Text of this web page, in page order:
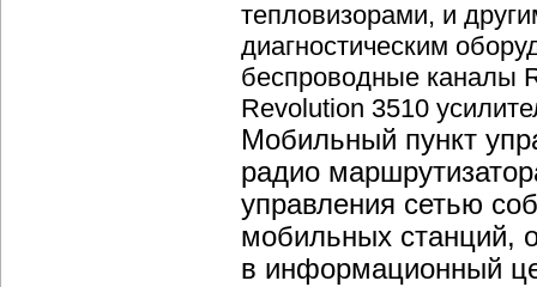
тепловизорами, и
диагностическим
беспроводные каналы
Revolution 3510
Мобильный пункт
радио
управления сетью
мобильных станций,
в информационный